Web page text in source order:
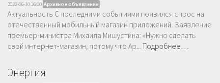
2022-06-10 16:10 Архивное объявление
Актуальность С последними событиями появился спрос на
отечественный мобильный магазин приложений. Заявление
премьер-министра Михаила Мишустина: «Нужно сделать
свой интернет-магазин, потому что Ap... Подробнее…
Энергия